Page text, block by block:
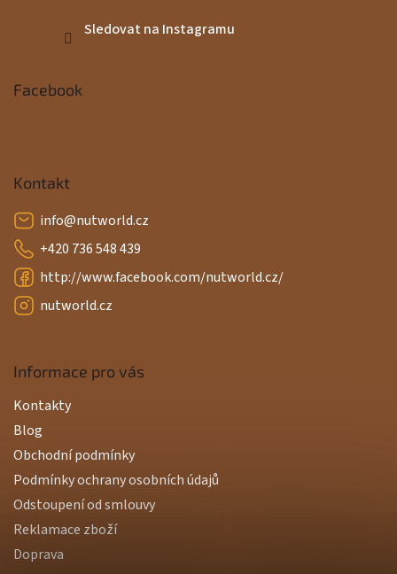
Sledovat na Instagramu
Facebook
Kontakt
info@nutworld.cz
+420 736 548 439
http://www.facebook.com/nutworld.cz/
nutworld.cz
Informace pro vás
Kontakty
Blog
Obchodní podmínky
Podmínky ochrany osobních údajů
Odstoupení od smlouvy
Reklamace zboží
Doprava